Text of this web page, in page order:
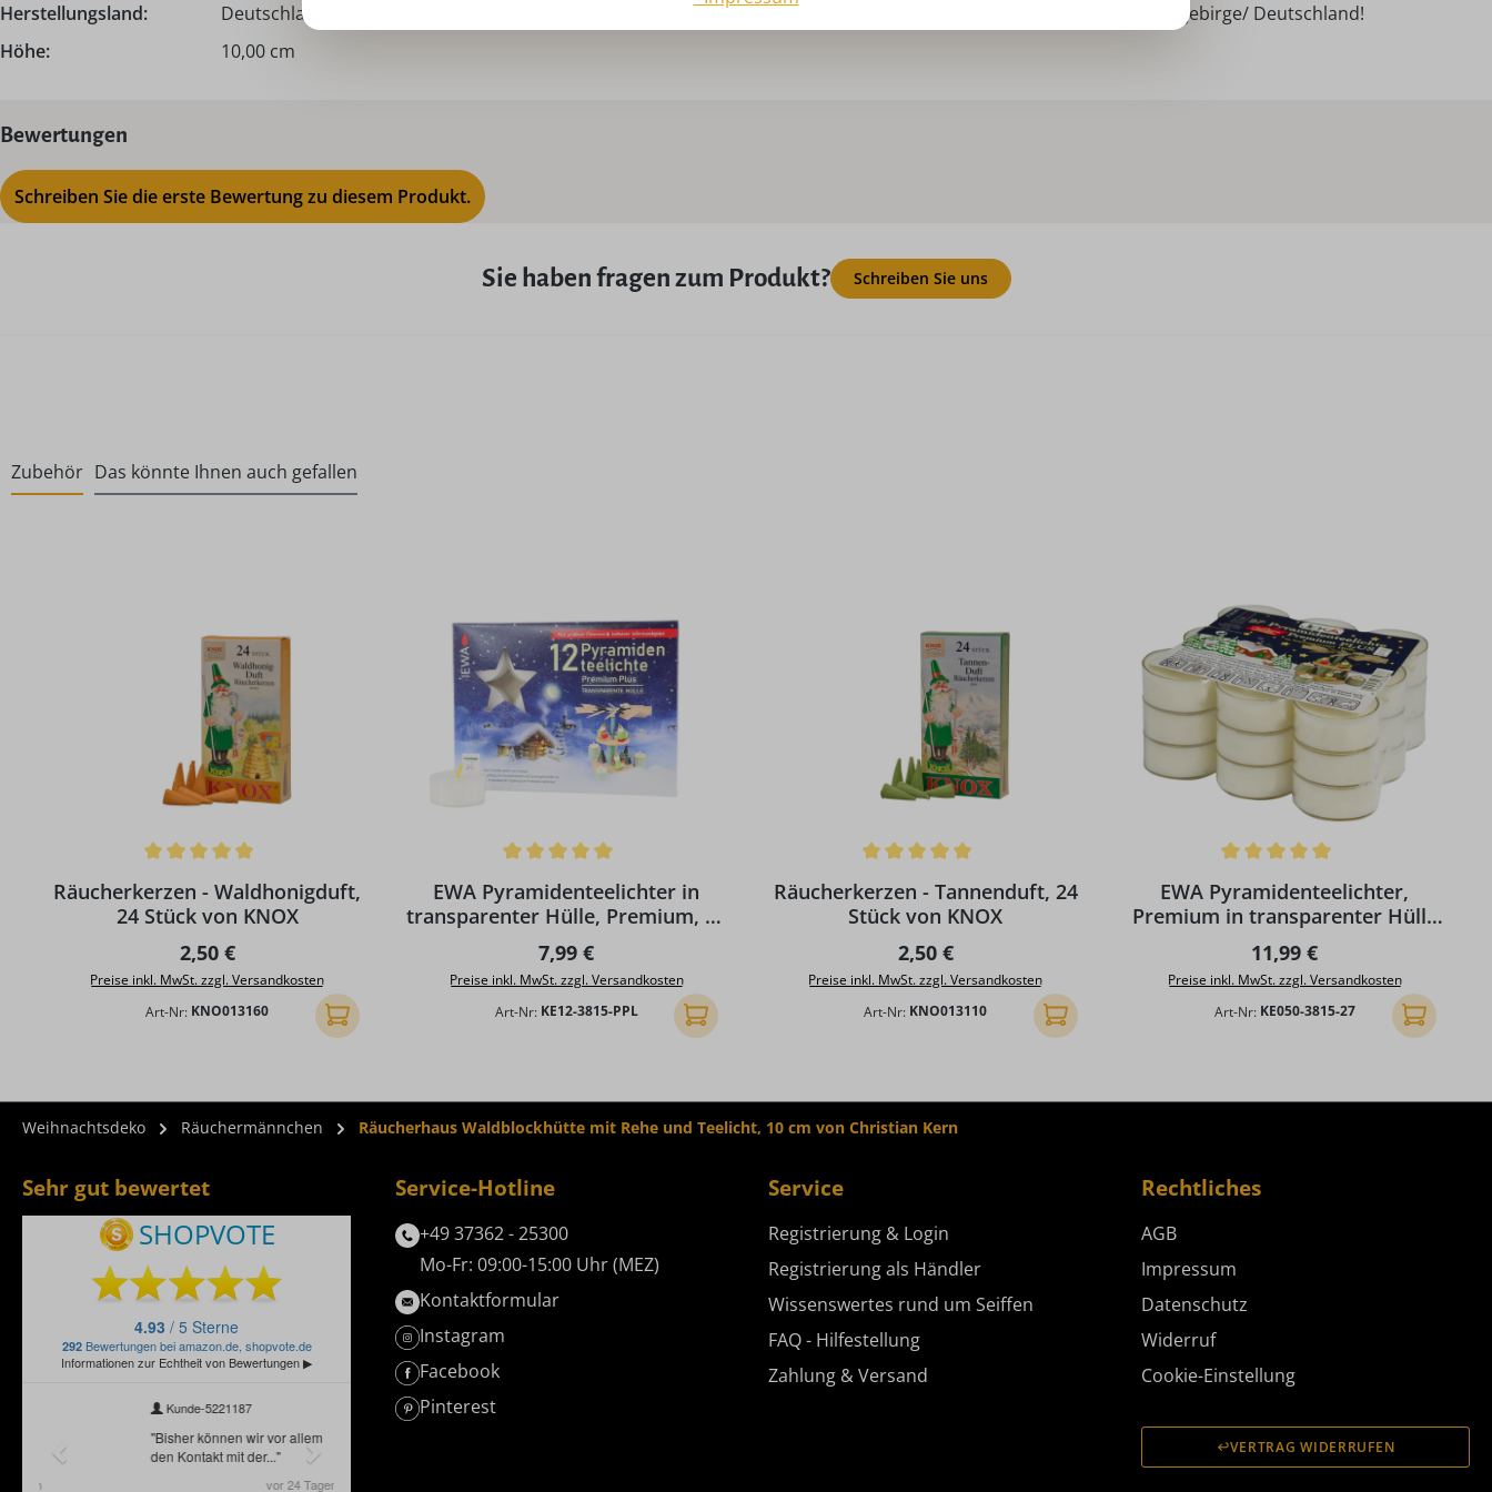
Herstellungsland:
Deutschland - Made in Germany
Höhe:
10,00 cm
USP:
Handarbeit aus dem Erzgebirge/ Deutschland!
Bewertungen
Schreiben Sie die erste Bewertung zu diesem Produkt.
Sie haben fragen zum Produkt? Schreiben Sie uns
Zubehör Das könnte Ihnen auch gefallen
Räucherkerzen - Waldhonigduft,
24 Stück von KNOX
Regulärer Preis:
2,50 €
Preise inkl. MwSt. zzgl. Versandkosten
Art-Nr: KNO013160 In den Warenkorb
EWA Pyramidenteelichter in
transparenter Hülle, Premium, 12
Stück
Regulärer Preis:
7,99 €
Preise inkl. MwSt. zzgl. Versandkosten
Art-Nr: KE12-3815-PPL In den Warenkorb
Räucherkerzen - Tannenduft, 24
Stück von KNOX
Regulärer Preis:
2,50 €
Preise inkl. MwSt. zzgl. Versandkosten
Art-Nr: KNO013110 In den Warenkorb
EWA Pyramidenteelichter,
Premium in transparenter Hülle
27 Stück
Regulärer Preis:
11,99 €
Preise inkl. MwSt. zzgl. Versandkosten
Art-Nr: KE050-3815-27 In den
Weihnachtsdeko Räuchermännchen Räucherhaus Waldblockhütte mit Rehe und Teelicht, 10 cm von Christian Kern
Sehr gut bewertet Service-Hotline
+49 37362 - 25300
Mo-Fr: 09:00-15:00 Uhr (MEZ)
Kontaktformular
Instagram
Facebook
Pinterest
Service
Registrierung & Login
Registrierung als Händler
Wissenswertes rund um Seiffen
FAQ - Hilfestellung
Zahlung & Versand
Rechtliches
AGB
Impressum
Datenschutz
Widerruf
Cookie-Einstellung
VERTRAG WIDERRUFEN